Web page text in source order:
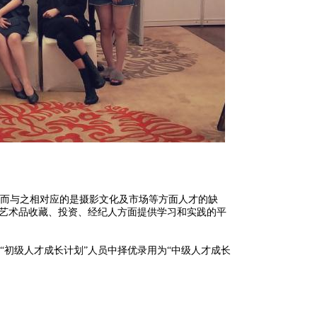
与之相对应的是摄影文化及市场等方面人才的缺
术品收藏、投资、经纪人方面提供学习和实践的平
级人才成长计划”人员中择优录用为“中级人才成长